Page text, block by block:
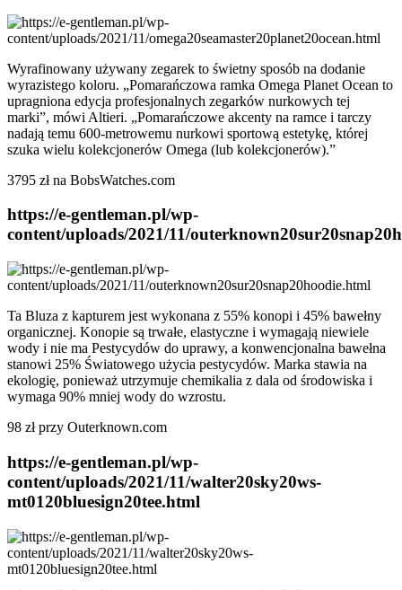
Wyrafinowany używany zegarek to świetny sposób na dodanie
wyrazistego koloru. „Pomarańczowa ramka Omega Planet Ocean to
upragniona edycja profesjonalnych zegarków nurkowych tej
marki”, mówi Altieri. „Pomarańczowe akcenty na ramce i tarczy
nadają temu 600-metrowemu nurkowi sportową estetykę, której
szuka wielu kolekcjonerów Omega (lub kolekcjonerów).”
3795 zł na BobsWatches.com
https://e-gentleman.pl/wp-
content/uploads/2021/11/
Ta Bluza z kapturem jest wykonana z 55% konopi i 45% bawełny
organicznej. Konopie są trwałe, elastyczne i wymagają niewiele
wody i nie ma Pestycydów do uprawy, a konwencjonalna bawełna
stanowi 25% Światowego użycia pestycydów. Marka stawia na
ekologię, ponieważ utrzymuje chemikalia z dala od środowiska i
wymaga 90% mniej wody do wzrostu.
98 zł przy Outerknown.com
https://e-gentleman.pl/wp-
content/uploads/2021/11/walter20sky20ws-
mt0120bluesign20tee.html